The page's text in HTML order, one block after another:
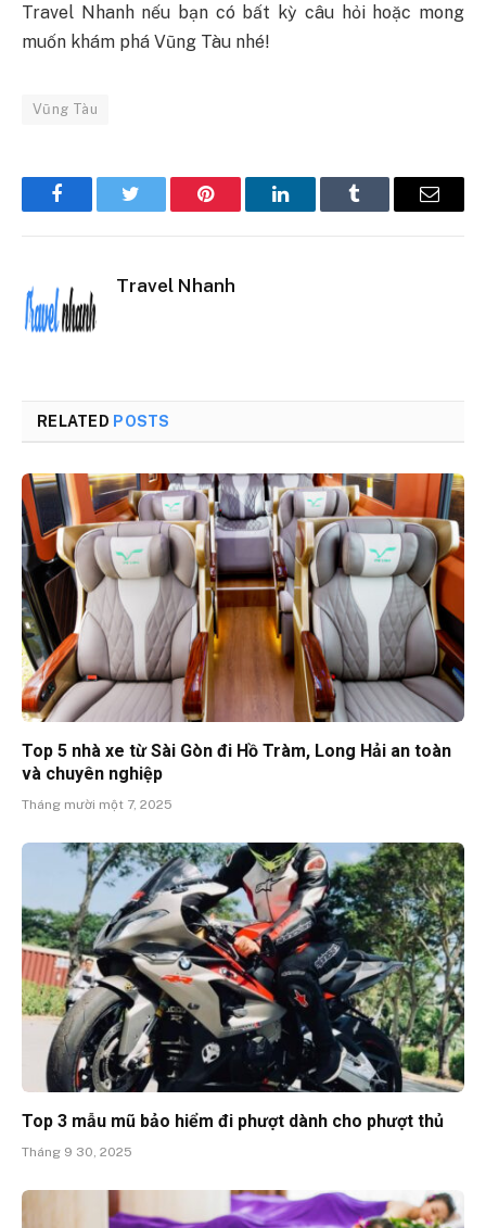
Travel Nhanh nếu bạn có bất kỳ câu hỏi hoặc mong
muốn khám phá Vũng Tàu nhé!
Vũng Tàu
FacebookTwitter Pinterest LinkedInTumblr Email
Travel Nhanh
RELATED POSTS
Top 5 nhà xe từ Sài Gòn đi Hồ Tràm, Long Hải an toàn
và chuyên nghiệp
Tháng mười một 7, 2025
Top 3 mẫu mũ bảo hiểm đi phượt dành cho phượt thủ
Tháng 9 30, 2025